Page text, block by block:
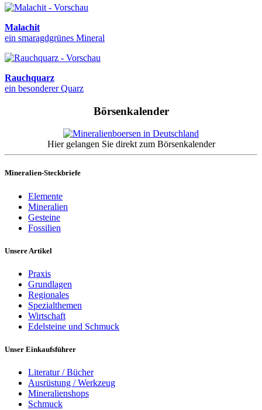
Malachit
ein smaragdgrünes Mineral
Rauchquarz
ein besonderer Quarz
Börsenkalender
Hier gelangen Sie direkt zum Börsenkalender
Mineralien-Steckbriefe
Elemente
Mineralien
Gesteine
Fossilien
Unsere Artikel
Praxis
Grundlagen
Regionales
Spezialthemen
Wirtschaft
Edelsteine und Schmuck
Unser Einkaufsführer
Literatur / Bücher
Ausrüstung / Werkzeug
Mineralienshops
Schmuck